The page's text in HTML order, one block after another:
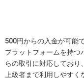
500円からの入金が可能
プラットフォームを持つ
らの取引に対応しており
上級者まで利用しやすく